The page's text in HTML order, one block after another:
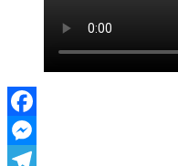
Facebook
Messenger